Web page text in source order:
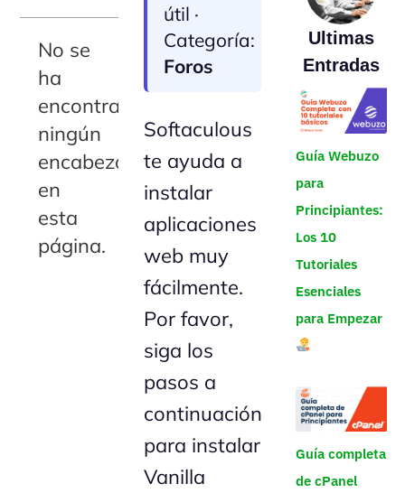
No se
ha
encontrado
ningún
encabezado
en
esta
página.
útil ·
Categoría:
Foros
Softaculous
te ayuda a
instalar
aplicaciones
web muy
fácilmente.
Por favor,
siga los
pasos a
continuación
para instalar
Vanilla
Ultimas
Entradas
Guía Webuzo
para
Principiantes:
Los 10
Tutoriales
Esenciales
para Empezar
Guía completa
de cPanel